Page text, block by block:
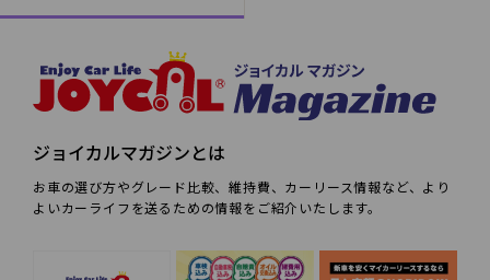
ジョイカルマガジンとは
お車の選び方やグレード比較、維持費、カーリース情報など、より
よいカーライフを送るための情報をご紹介いたします。